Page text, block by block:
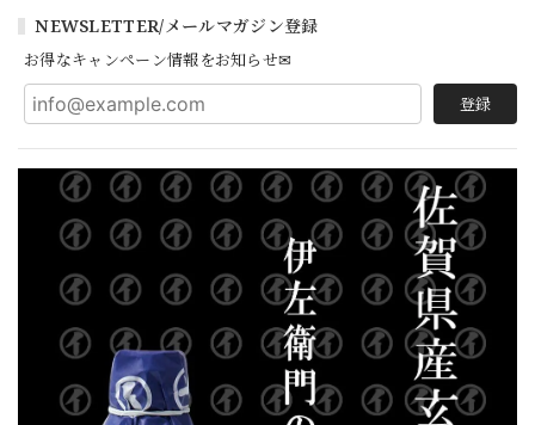
NEWSLETTER/メールマガジン登録
お得なキャンペーン情報をお知らせ✉
登録